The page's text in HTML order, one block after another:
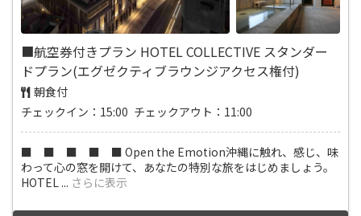
■航空券付きプラン HOTEL COLLECTIVE スタンダー
ドプラン(エグゼクティブラウンジアクセス権付)
朝食付
チェックイン：15:00 チェックアウト：11:00
■ ■ ■ ■ ■ Open the Emotion沖縄に触れ、感じ、味
わって心の窓を開けて、あなたの特別な旅をはじめましょう。
HOTEL ... さらに表示